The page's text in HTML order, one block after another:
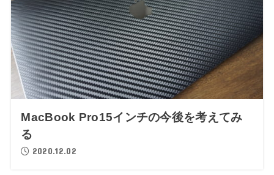
MacBook Pro15インチの今後を考えてみ
る
2020.12.02